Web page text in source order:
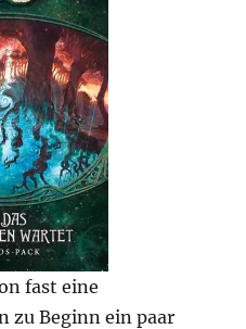
fast eine
zu Beginn ein paar